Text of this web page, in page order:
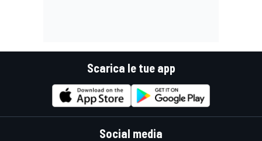
Scarica le tue app
Social media